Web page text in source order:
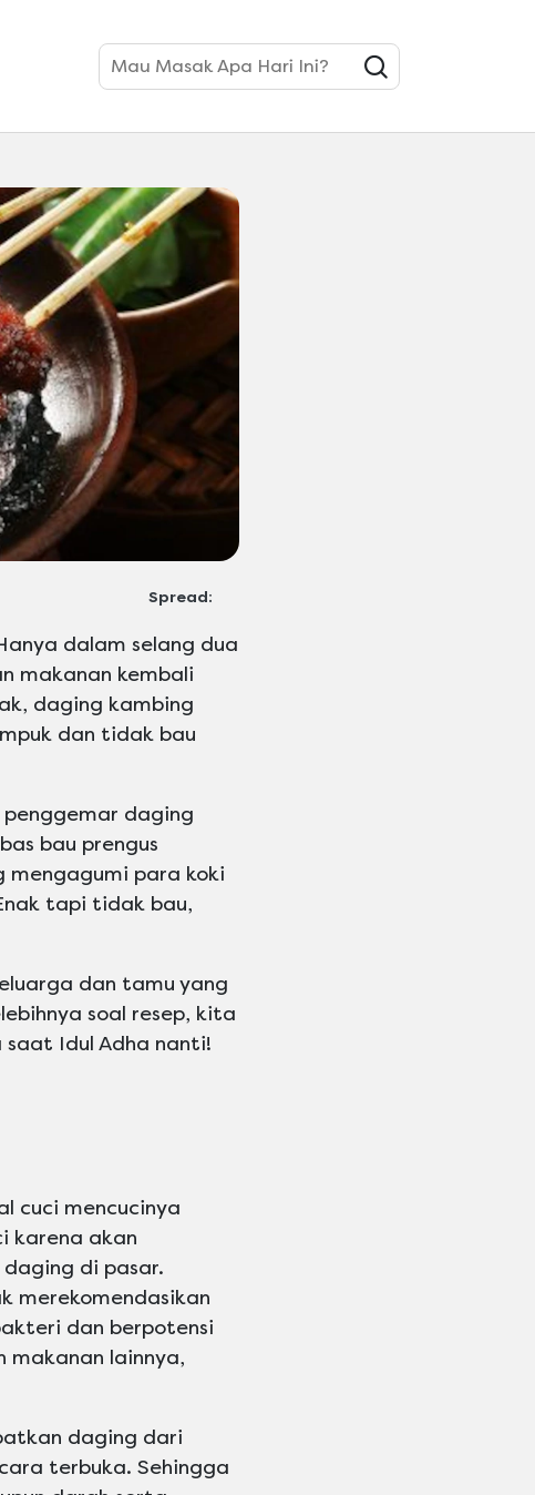
Mau Masak Apa Hari Ini?
Spread:
dalam selang dua
makanan kembali
daging kambing
dan tidak bau
penggemar daging
bau prengus
mengagumi para koki
tapi tidak bau,
dan tamu yang
soal resep, kita
Idul Adha nanti!
cuci mencucinya
karena akan
di pasar.
merekomendasikan
dan berpotensi
makanan lainnya,
daging dari
terbuka. Sehingga